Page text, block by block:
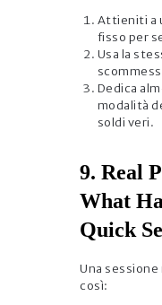
Attieniti a
fisso per
Usa la
Dedica
modalità
soldi veri.
9. Real
What
Quick
Una
così: